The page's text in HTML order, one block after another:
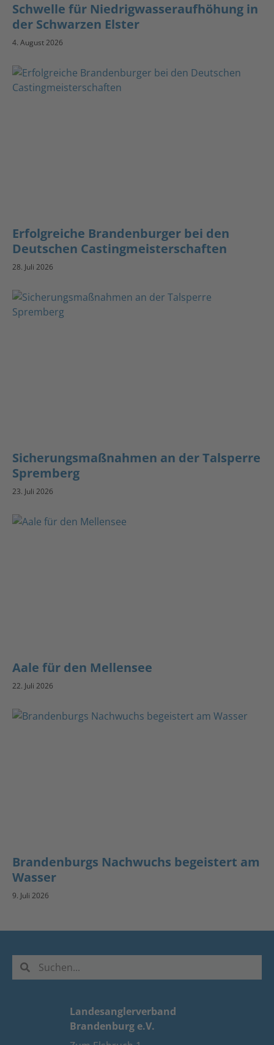
Schwelle für Niedrigwasseraufhöhung in
der Schwarzen Elster
4. August 2026
Erfolgreiche Brandenburger bei den
Deutschen Castingmeisterschaften
28. Juli 2026
Sicherungsmaßnahmen an der Talsperre
Spremberg
23. Juli 2026
Aale für den Mellensee
22. Juli 2026
Brandenburgs Nachwuchs begeistert am
Wasser
9. Juli 2026
Landesanglerverband
Brandenburg e.V.